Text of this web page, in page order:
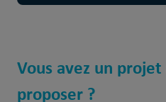
Vous avez un
proposer ?